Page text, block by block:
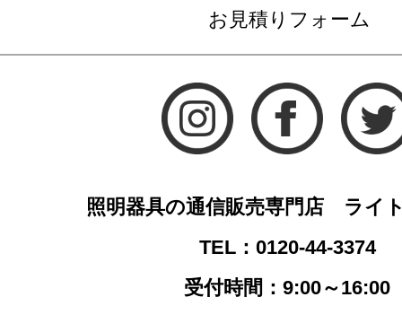
お見積りフォーム
照明器具の通信販売専門店 ライ
TEL：0120-44-3374
受付時間：9:00～16:00